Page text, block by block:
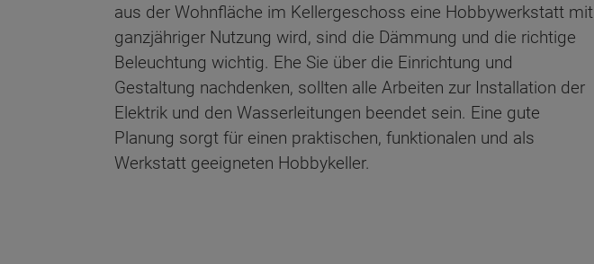
aus der Wohnfläche im Kellergeschoss eine Hobbywerkstatt mit
ganzjähriger Nutzung wird, sind die Dämmung und die richtige
Beleuchtung wichtig. Ehe Sie über die Einrichtung und
Gestaltung nachdenken, sollten alle Arbeiten zur Installation der
Elektrik und den Wasserleitungen beendet sein. Eine gute
Planung sorgt für einen praktischen, funktionalen und als
Werkstatt geeigneten Hobbykeller.